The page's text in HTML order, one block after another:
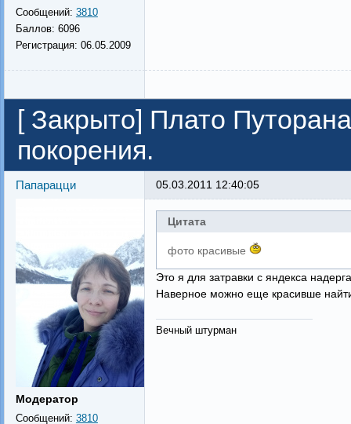
Сообщений: 3810
Баллов: 6096
Регистрация: 06.05.2009
[ Закрыто] Плато
покорения.
Папарацци
Модератор
Сообщений: 3810
05.03.2011 12:40:05
Цитата
фото красивые
Это я для затравки с яндекса
Наверное можно еще красивше
Вечный штурман